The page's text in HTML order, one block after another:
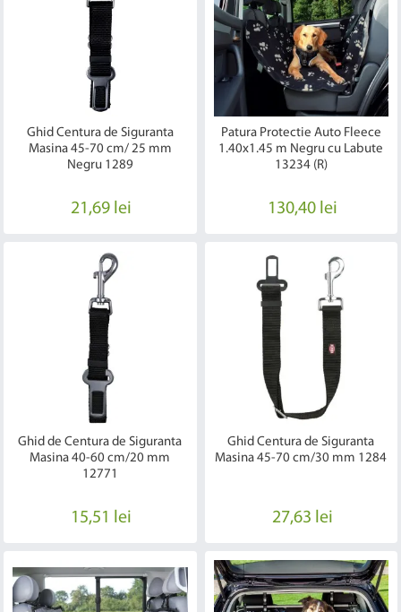
Ghid Centura de Siguranta
Masina 45-70 cm/ 25 mm
Negru 1289
21,69 lei
Patura Protectie Auto Fleece
1.40x1.45 m Negru cu Labute
13234 (R)
130,40 lei
Ghid de Centura de Siguranta
Masina 40-60 cm/20 mm
12771
15,51 lei
Ghid Centura de Siguranta
Masina 45-70 cm/30 mm 1284
27,63 lei